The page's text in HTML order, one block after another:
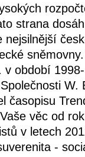
strana
období
W.
časopisu
věc od
v letech
-